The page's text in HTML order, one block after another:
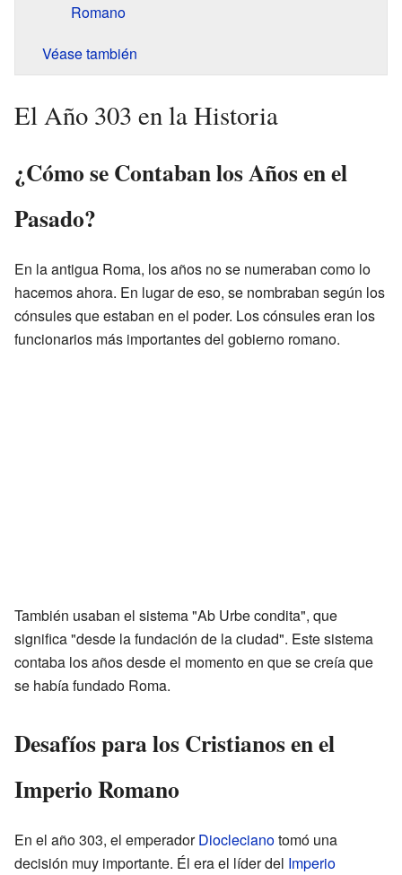
Romano
Véase también
El Año 303 en la Historia
¿Cómo se Contaban los Años en el
Pasado?
En la antigua Roma, los años no se numeraban como lo
hacemos ahora. En lugar de eso, se nombraban según los
cónsules que estaban en el poder. Los cónsules eran los
funcionarios más importantes del gobierno romano.
También usaban el sistema "Ab Urbe condita", que
significa "desde la fundación de la ciudad". Este sistema
contaba los años desde el momento en que se creía que
se había fundado Roma.
Desafíos para los Cristianos en el
Imperio Romano
En el año 303, el emperadorDioclecianotomó una
decisión muy importante. Él era el líder del Imperio